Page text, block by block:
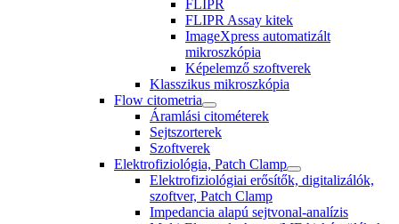
FLIPR
FLIPR Assay kitek
ImageXpress automatizált
mikroszkópia
Képelemző szoftverek
Klasszikus mikroszkópia
Flow citometria
Áramlási citométerek
Sejtszorterek
Szoftverek
Elektrofiziológia, Patch Clamp
Elektrofiziológiai erősítők, digitalizálók,
szoftver, Patch Clamp
Impedancia alapú sejtvonal-analízis